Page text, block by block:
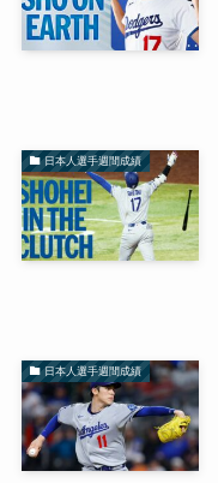
日本人選手週間成績
日本人選手週間成績